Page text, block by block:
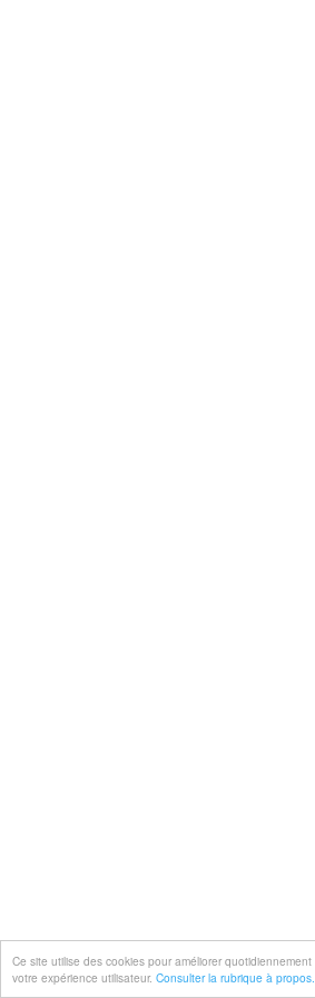
Ce site utilise des cookies pour améliorer quotidiennement
votre expérience utilisateur. Consulter la rubrique à propos.